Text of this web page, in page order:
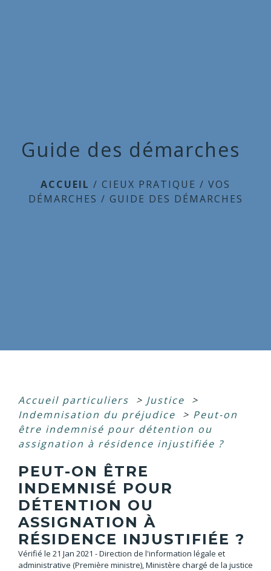
Guide des démarches
ACCUEIL / CIEUX PRATIQUE / VOS
DÉMARCHES / GUIDE DES DÉMARCHES
Accueil particuliers > Justice
>
Indemnisation du préjudice
> Peut-on
être indemnisé pour détention ou
assignation à résidence injustifiée ?
PEUT-ON ÊTRE
INDEMNISÉ POUR
DÉTENTION OU
ASSIGNATION À
RÉSIDENCE INJUSTIFIÉE ?
Vérifié le 21 Jan 2021 - Direction de l'information légale et
administrative (Première ministre), Ministère chargé de la justice